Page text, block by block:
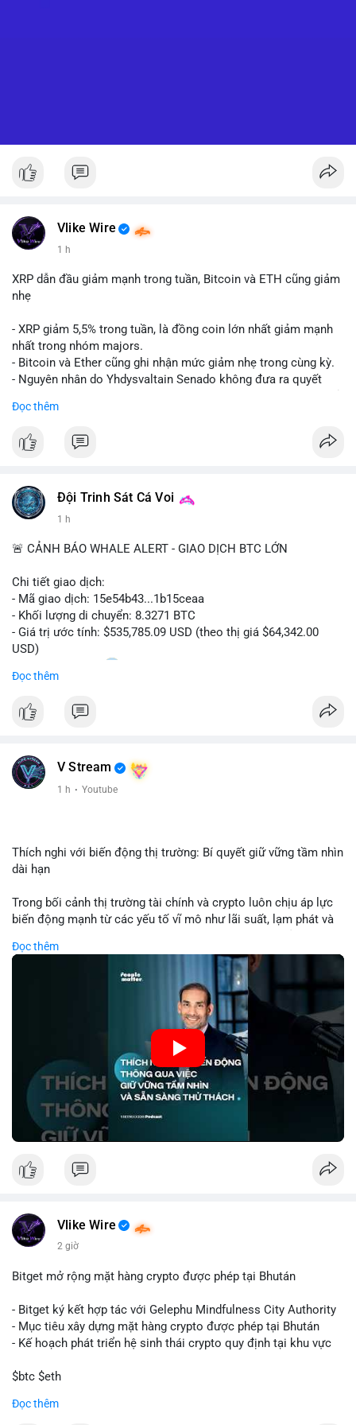
Vlike Wire
1 h
XRP dẫn đầu giảm mạnh trong tuần, Bitcoin và ETH cũng giảm
nhẹ
- XRP giảm 5,5% trong tuần, là đồng coin lớn nhất giảm mạnh
nhất trong nhóm majors.
- Bitcoin và Ether cũng ghi nhận mức giảm nhẹ trong cùng kỳ.
- Nguyên nhân do Yhdysvaltain Senado không đưa ra quyết
hè, đẩy việc thảo luận sang tháng 9.
XRP và Ripple, ảnh hưởng đến tâm lý nhà đầu tư.
#ripple
📰 Nguồn: CoinDesk
Đọc thêm
Đội Trinh Sát Cá Voi
1 h
🚨 CẢNH BÁO WHALE ALERT - GIAO DỊCH BTC LỚN
Chi tiết giao dịch:
- Mã giao dịch: 15e54b43...1b15ceaa
- Khối lượng di chuyển: 8.3271 BTC
- Giá trị ước tính: $535,785.09 USD (theo thị giá $64,342.00
USD)
- Thời gian: 04:20
Nhận định phân tích: Giao dịch 8.3271 BTC trị giá hơn nửa triệu
USD được thực hiện trong khung giờ sáng sớm, cho thấy dấu
đủ tạo áp lực bán trực tiếp lên thị trường nhưng phản ánh tâm
lý thận trọng của cá voi. Nếu dòng tiền này hướng về ví sàn
của BTC.
tương tự trong 24 giờ tới để xác nhận xu hướng. Không nên
hành động vội vàng dựa trên một giao dịch đơn lẻ, hãy ưu tiên
#giaodichlon
#tamlycavoi
Đọc thêm
V Stream
1 h · Youtube
Thích nghi với biến động thị trường: Bí quyết giữ vững tầm nhìn
dài hạn
Trong bối cảnh thị trường tài chính và crypto luôn chịu áp lực
biến động mạnh từ các yếu tố vĩ mô như lãi suất, lạm phát và
chìa khóa để đầu tư viên vượt qua giai đoạn không chắc chắn.
Thay vì phản ứng cảm xúc với những dao động ngắn hạn, các
nhà đầu tư thành công thường tập trung vào nguyên tắc cơ
bản, phân배 tài sản hợp lý và kiên持 theo kế hoạch đã định.
Điều này không chỉ giúp giảm rủi ro mà còn tạo điều kiện để
tận dụng cơ hội khi thị trường phục hồi.
🎥 Xem video trực tiếp tại:
Nguồn: VIETSUCCESS
Đọc thêm
Vlike Wire
2 giờ
Bitget mở rộng mặt hàng crypto được phép tại Bhután
- Bitget ký kết hợp tác với Gelephu Mindfulness City Authority
- Mục tiêu xây dựng mặt hàng crypto được phép tại Bhután
- Kế hoạch phát triển hệ sinh thái crypto quy định tại khu vực
$btc $eth
#vlikevn
Đọc thêm